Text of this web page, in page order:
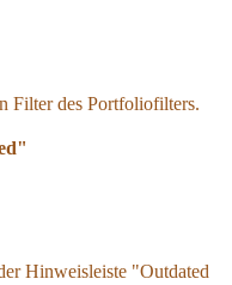
Filter des Portfoliofilters.
Hinweisleiste "Outdated